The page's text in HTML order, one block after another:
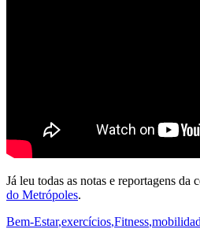
Já leu todas as notas e reportagens da
do Metrópoles.
Bem-Estar,exercícios,Fitness,